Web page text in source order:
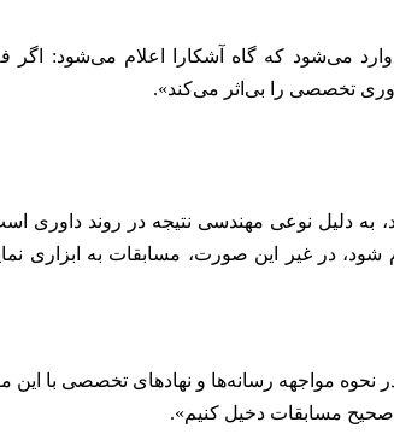
می‌شود که گاه آشکارا اعلام می‌شود: اگر
تخصصی را بی‌اثر می‌کند».
به دلیل نوعی مهندسی نتیجه در روند داوری
در غیر این صورت، مسابقات به ابزاری
نحوه مواجهه رسانه‌ها و نهادهای تخصصی با
مسابقات دخیل کنیم».